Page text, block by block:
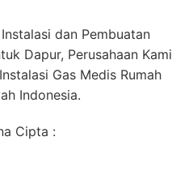
dan Pembuatan
Dapur, Perusahaan Kami
Gas Medis Rumah
Indonesia.
Cipta :